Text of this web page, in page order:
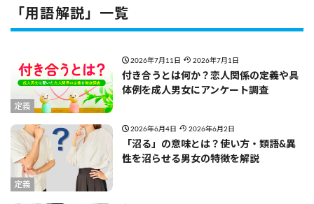
「用語解説」一覧
定義
2026年7月11日 2026年7月1日
付き合うとは何か？恋人関係の定義や具
体例を成人男女にアンケート調査
定義
2026年6月4日 2026年6月2日
「沼る」の意味とは？使い方・類語&異
性を沼らせる男女の特徴を解説